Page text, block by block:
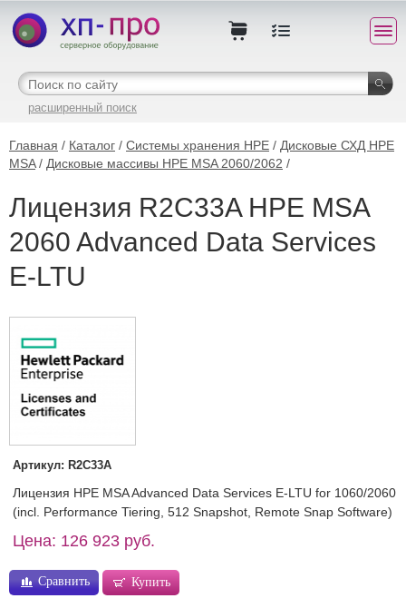
расширенный поиск
Главная / Каталог / Системы хранения HPE / Дисковые СХД HPE
MSA/ Дисковые массивы HPE MSA 2060/2062 /
Лицензия R2C33A HPE MSA
2060 Advanced Data Services
E-LTU
Артикул: R2C33A
Лицензия HPE MSA Advanced Data Services E-LTU for 1060/2060
(incl. Performance Tiering, 512 Snapshot, Remote Snap Software)
Цена: 126 923 руб.
Сравнить Купить